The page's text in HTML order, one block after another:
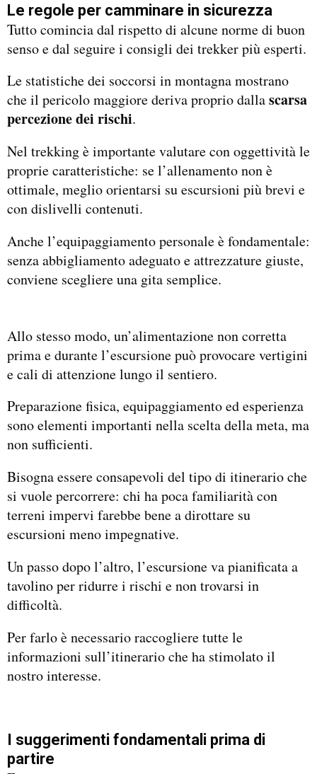
Le regole per camminare in sicurezza
Tutto comincia dal rispetto di alcune norme di buon
senso e dal seguire i consigli dei trekker più esperti.
Le statistiche dei soccorsi in montagna mostrano
che il pericolo maggiore deriva proprio dallascarsa
percezione dei rischi.
Nel trekking è importante valutare con oggettività le
proprie caratteristiche: se l’allenamento non è
ottimale, meglio orientarsi su escursioni più brevi e
con dislivelli contenuti.
Anche l’equipaggiamento personale è fondamentale:
senza abbigliamento adeguato e attrezzature giuste,
conviene scegliere una gita semplice.
Allo stesso modo, un’alimentazione non corretta
prima e durante l’escursione può provocare vertigini
e cali di attenzione lungo il sentiero.
Preparazione fisica, equipaggiamento ed esperienza
sono elementi importanti nella scelta della meta, ma
non sufficienti.
Bisogna essere consapevoli del tipo di itinerario che
si vuole percorrere: chi ha poca familiarità con
terreni impervi farebbe bene a dirottare su
escursioni meno impegnative.
Un passo dopo l’altro, l’escursione va pianificata a
tavolino per ridurre i rischi e non trovarsi in
difficoltà.
Per farlo è necessario raccogliere tutte le
informazioni sull’itinerario che ha stimolato il
nostro interesse.
I suggerimenti fondamentali prima di
partire